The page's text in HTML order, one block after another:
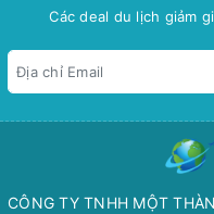
Các deal du lịch giảm
CÔNG TY TNHH MỘT